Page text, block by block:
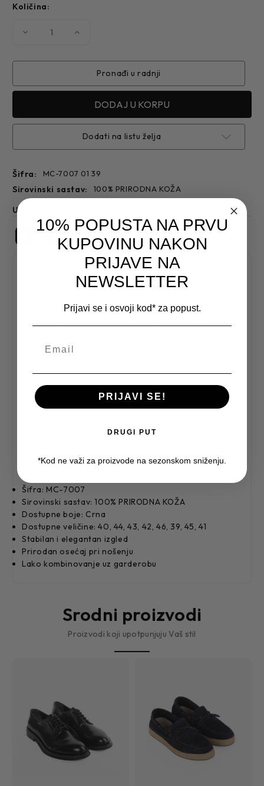
Količina:
Smanjite
7007
Povećajte
7007
Pronađi u radnji
Dodati na listu želja
Šifra: MC-7007 01 39
sirovinski sastav: 100% PRIRODNA KOŽA
Uputstvo za održavanje
MC-7007 donosi dobar balans kvaliteta i
kombinuje. Dizajn je prilagođen čestom nošenju i
kombinovanju bez previše razmišljanja.
Karakteristike
Šifra: MC-7007
Sirovinski sastav: 100% PRIRODNA KOŽA
Dostupne boje: Crna
Dostupne veličine: 40, 44, 43, 42, 46, 39, 45, 41
Stabilan i elegantan izgled
Prirodan osećaj pri nošenju
Lako kombinovanje uz garderobu
Srodni proizvodi
Proizvodi koji upotpunjuju Vaš stil
10% POPUSTA NA PRVU
KUPOVINU NAKON
PRIJAVE NA
NEWSLETTER
Prijavi se i osvoji kod* za popust.
PRIJAVI SE!
DRUGI PUT
*Kod ne važi za proizvode na sezonskom sniženju.